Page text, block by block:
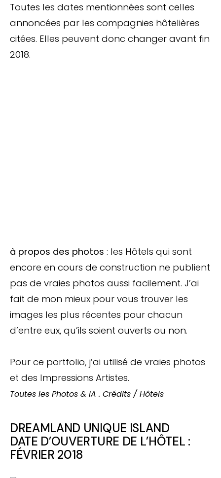
Toutes les dates mentionnées sont celles
annoncées par les compagnies hôtelières
citées. Elles peuvent donc changer avant fin
2018.
à propos des photos : les Hôtels qui sont
encore en cours de construction ne publient
pas de vraies photos aussi facilement. J’ai
fait de mon mieux pour vous trouver les
images les plus récentes pour chacun
d’entre eux, qu’ils soient ouverts ou non.
Pour ce portfolio, j’ai utilisé de vraies photos
et des Impressions Artistes.
Toutes les Photos & IA . Crédits / Hôtels
DREAMLAND UNIQUE ISLAND
DATE D’OUVERTURE DE L’HÔTEL :
FÉVRIER 2018